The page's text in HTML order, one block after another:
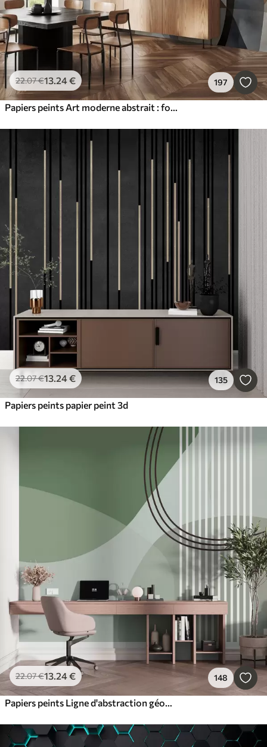
22.07€13.24€ 197
Papiers peints Art moderne abstrait : formes géométriques texturées dans les tons de brun, gris et beige
22.07€13.24€ 135
Papiers peints papier peint 3d
22.07€13.24€ 148
Papiers peints Ligne d'abstraction géométrique et cercle minimalisme style moderne couleur verte